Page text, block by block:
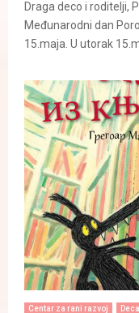
Draga deco i roditelji,
Međunarodni dan
15.maja. U utorak
Centar za rani razvoj Deca